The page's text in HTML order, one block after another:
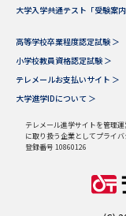
大学入学共通テスト「受験案
高等学校卒業程度認定試験 ＞
小学校教員資格認定試験 ＞
テレメールお支払いサイト ＞
大学進学IDについて ＞
テレメール進学サイトを管理
に取り扱う企業としてプライ
登録番号 10860126